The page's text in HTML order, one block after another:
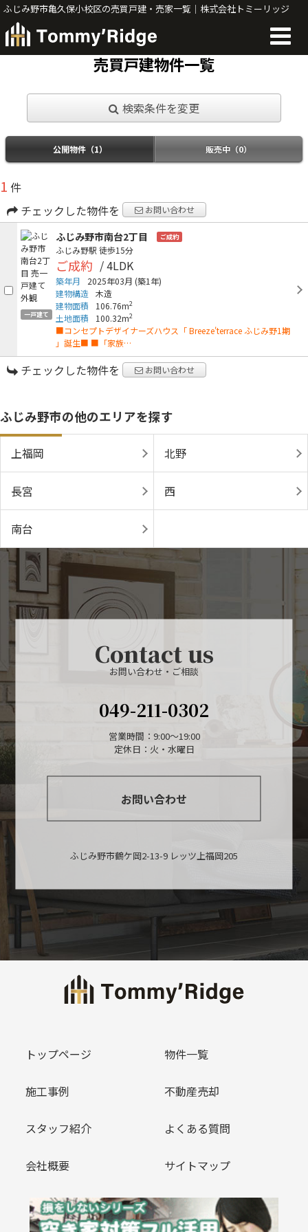
ふじみ野市亀久保小校区の売買戸建・売家一覧｜株式会社トミーリッジ
売買戸建物件一覧
検索条件を変更
公開物件（1） 販売中（0）
1 件
チェックした物件を
お問い合わせ
一戸建て
ふじみ野市南台2丁目 ご成約
ふじみ野駅 徒歩15分
ご成約 / 4LDK
築年月 2025年03月 (築1年)
建物構造 木造
建物面積
106.76m2
土地面積 100.32m2
■コンセプトデザイナーズハウス「 Breeze'terrace ふじみ野1期
」誕生■ ■「家族…
チェックした物件を お問い合わせ
ふじみ野市の他のエリアを探す
上福岡 北野
長宮 西
南台
Contact us
お問い合わせ・ご相談
049-211-0302
営業時間：9:00〜19:00
定休日：火・水曜日
お問い合わせ
ふじみ野市鶴ケ岡2-13-9 レッツ上福岡205
トップページ 物件一覧
施工事例 不動産売却
スタッフ紹介 よくある質問
会社概要 サイトマップ